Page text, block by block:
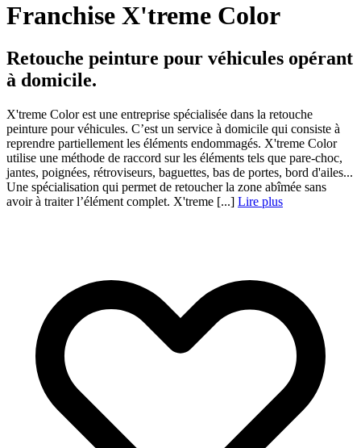
Franchise X'treme Color
Retouche peinture pour véhicules opérant
à domicile.
X'treme Color est une entreprise spécialisée dans la retouche
peinture pour véhicules. C’est un service à domicile qui consiste à
reprendre partiellement les éléments endommagés. X'treme Color
utilise une méthode de raccord sur les éléments tels que pare-choc,
jantes, poignées, rétroviseurs, baguettes, bas de portes, bord d'ailes...
Une spécialisation qui permet de retoucher la zone abîmée sans
avoir à traiter l’élément complet. X'treme [...] Lire plus